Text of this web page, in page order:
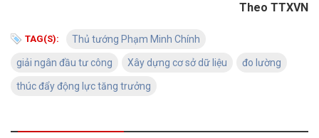
Theo TTXVN
TAG(S): Thủ tướng Phạm Minh Chính
giải ngân đầu tư công Xây dựng cơ sở dữ liệu đo lường
thúc đẩy động lực tăng trưởng